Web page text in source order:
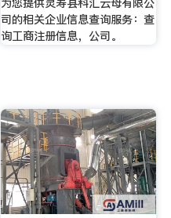
司的相关企业信息查询服务：查
询工商注册信息，公司。